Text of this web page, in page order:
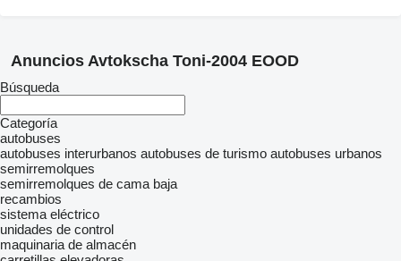
Anuncios Avtokscha Toni-2004 EOOD
Búsqueda
Categoría
autobuses
autobuses interurbanos autobuses de turismo autobuses urbanos
semirremolques
semirremolques de cama baja
recambios
sistema eléctrico
unidades de control
maquinaria de almacén